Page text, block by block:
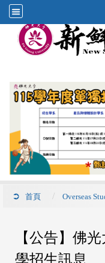
首頁 Overseas
【公告】佛
學招生訊息